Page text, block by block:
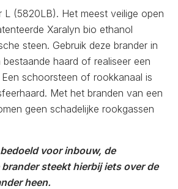
L (5820LB). Het meest veilige open
Xaralyn bio ethanol
steen. Gebruik deze brander in
haard of realiseer een
schoorsteen of rookkanaal is
Met het branden van een
geen schadelijke rookgassen
voor inbouw, de
steekt hierbij iets over de
heen.